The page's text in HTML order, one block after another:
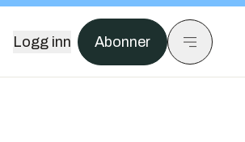
Logg inn Abonner